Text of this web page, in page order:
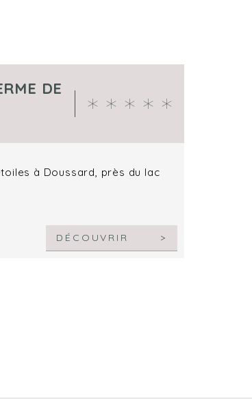
DE
à Doussard, près du lac
DÉCOUVRIR